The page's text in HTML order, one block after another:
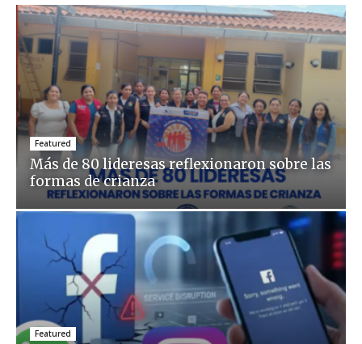
Featured
Más de 80 lideresas reflexionaron sobre las
formas de crianza
Featured